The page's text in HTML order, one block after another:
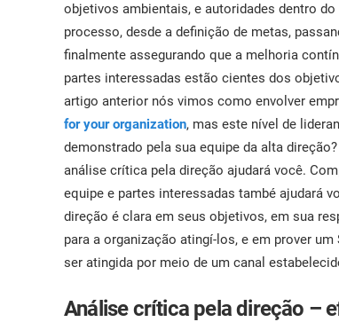
objetivos ambientais, e autoridades dentro
processo, desde a definição de metas,
finalmente assegurando que a melhoria
partes interessadas estão cientes dos
artigo anterior nós vimos como envolver
for your organization, mas este nível de
demonstrado pela sua equipe da alta
análise crítica pela direção ajudará você.
equipe e partes interessadas també ajudará
direção é clara em seus objetivos, em sua
para a organização atingí-los, e em prover
ser atingida por meio de um canal
Análise crítica pela direção –